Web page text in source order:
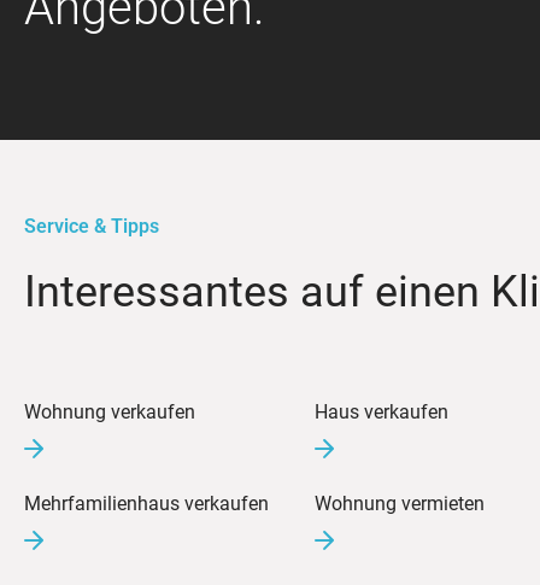
Angeboten.
Service & Tipps
Interessantes auf einen
Wohnung verkaufen Haus verkaufen
Mehrfamilienhaus verkaufen Wohnung vermieten